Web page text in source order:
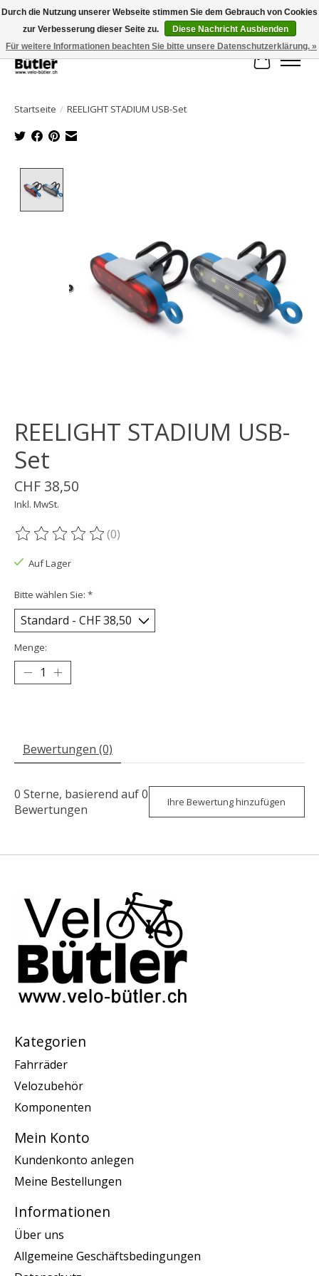
Große Auswahl an Produkten und schneller Versand!
Ihr
Startseite / REELIGHT STADIUM USB-Set
REELIGHT STADIUM USB-
Set
CHF 38,50
Inkl. MwSt.
Die Bewertung dieses Produkts ist
(0)
Auf Lager
Bitte wählen Sie: *
Menge:
Bewertungen (0)
0 Sterne, basierend auf0
Bewertungen
Ihre Bewertung hinzufügen
Kategorien
Fahrräder
Velozubehör
Komponenten
Mein Konto
Kundenkonto anlegen
Meine Bestellungen
Informationen
Über uns
Allgemeine Geschäftsbedingungen
Durch die Nutzung unserer Webseite stimmen Sie dem Gebrauch von Cookies
zur Verbesserung dieser Seite zu.
Diese Nachricht Ausblenden
Für weitere Informationen beachten Sie bitte unsere Datenschutzerklärung. »